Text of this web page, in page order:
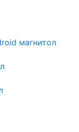
магнитол